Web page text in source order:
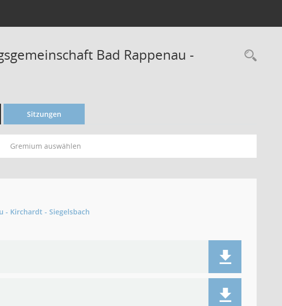
Bad Rappenau -
Sitzungen
Gremium auswählen
- Kirchardt - Siegelsbach